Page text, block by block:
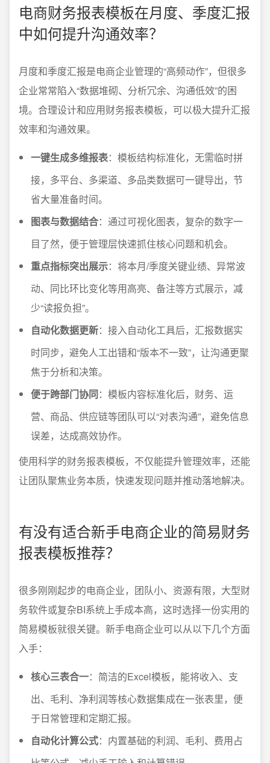
电商财务报表模板在月度、季度汇报
中如何提升沟通效率？
月度和季度汇报是电商企业管理的“高频动作”，但很多
企业常常陷入“数据堆砌、分析冗余、沟通低效”的困
境。合理设计和应用财务报表模板，可以极大提升汇报
效率和沟通效果。
一键生成多维报表：模板结构标准化，无需临时拼
接，多平台、多渠道、多品类数据可一键导出，节
省大量准备时间。
图表与数据结合：通过可视化图表，复杂的数字一
目了然，便于管理层快速抓住核心问题和机会。
重点指标突出展示：将本月/季度关键业绩、异常波
动、同比环比变化等用高亮、备注等方式展示，减
少“读报负担”。
自动化数据更新：接入自动化工具后，汇报数据实
时同步，避免人工出错和“版本不一致”，让沟通更聚
焦于分析和决策。
便于跨部门协同：模板内容标准化后，财务、运
营、商品、供应链等团队可以“对表沟通”，避免信息
误差，达成高效协作。
使用科学的财务报表模板，不仅能提升管理效率，还能
让团队聚焦业务本质，快速发现问题并推动落地解决。
有没有适合新手电商企业的简易财务
报表模板推荐？
很多刚刚起步的电商企业，团队小、资源有限，大型财
务软件或复杂BI系统上手成本高，这时选择一份实用的
简易模板就很关键。新手电商企业可以从以下几个方面
入手：
核心三表合一：简洁的Excel模板，能将收入、支
出、毛利、净利润等核心数据集成在一张表里，便
于日常管理和定期汇报。
自动化计算公式：内置基础的利润、毛利、费用占